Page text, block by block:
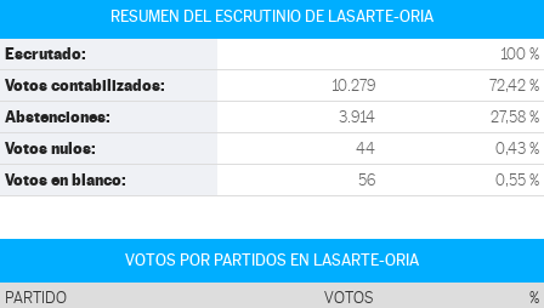
RESUMEN DEL ESCRUTINIO DE LASARTE-ORIA
Escrutado: 100 %
Votos contabilizados: 10.279 72,42 %
Abstenciones: 3.914 27,58 %
Votos nulos: 44 0,43 %
Votos en blanco: 56 0,55 %
VOTOS POR PARTIDOS EN LASARTE-ORIA
PARTIDO VOTOS %